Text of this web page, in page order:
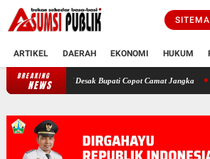
ARTIKEL DAERAH EKONOMI HUKUM
BREAKING
NEWS Polemik SKT Korban Bencana di